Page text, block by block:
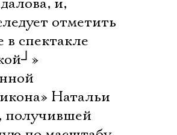
и,
отметить
в спектакле
┘ »
Натальи
получившей